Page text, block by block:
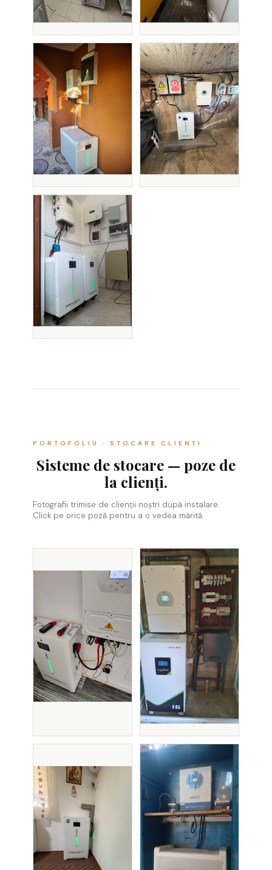
PORTOFOLIU · STOCARE CLIENȚI
Sisteme de stocare — poze de
la clienți.
Fotografii trimise de clienții noștri după instalare.
Click pe orice poză pentru a o vedea mărită.